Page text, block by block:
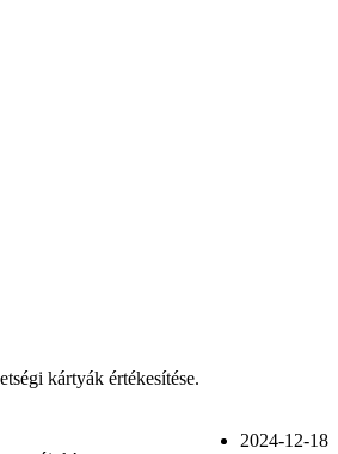
kártyák értékesítése.
2024-12-18